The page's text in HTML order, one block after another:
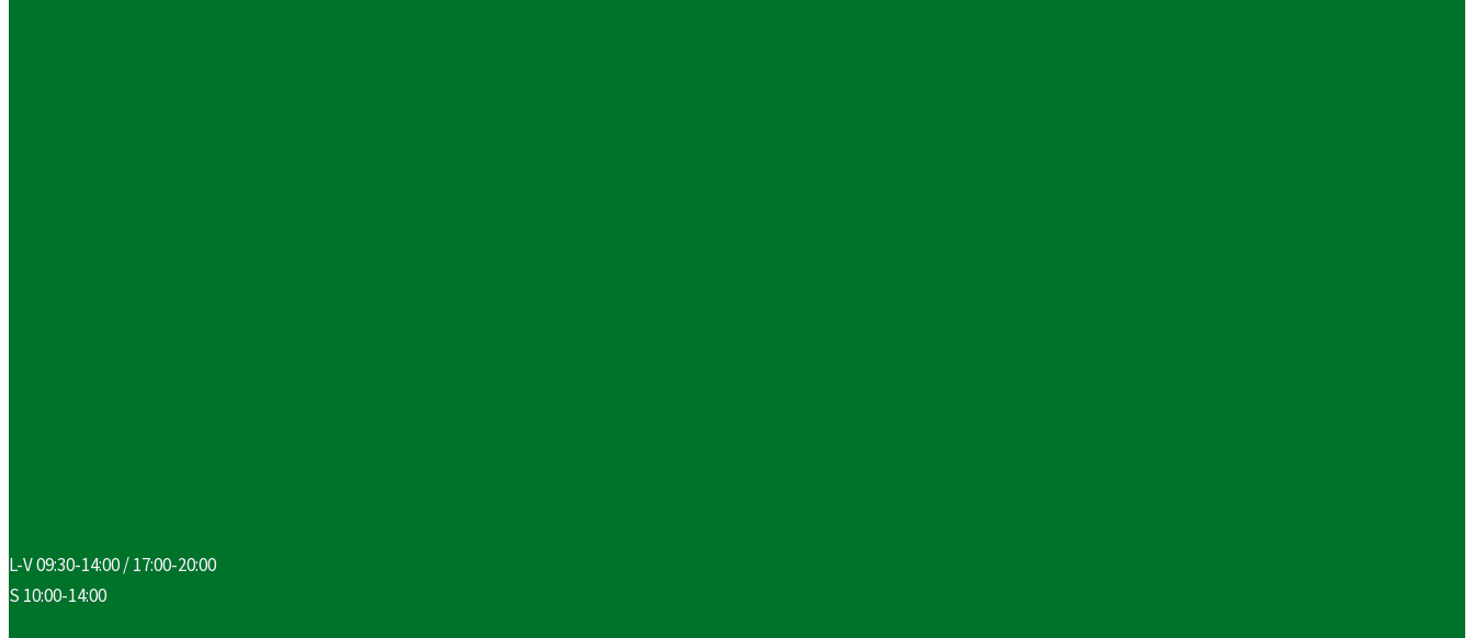
L-V 09:30-14:00 / 17:00-20:00
S 10:00-14:00